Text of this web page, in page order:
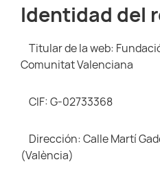
Identidad del
Titular de la web:
Comunitat Valenciana
CIF: G-02733368
Dirección: Calle Martí
(València)